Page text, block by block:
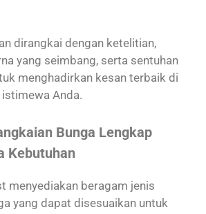
dirangkai dengan ketelitian,
yang seimbang, serta sentuhan
menghadirkan kesan terbaik di
Anda.
Bunga Lengkap
Kebutuhan
menyediakan beragam jenis
yang dapat disesuaikan untuk